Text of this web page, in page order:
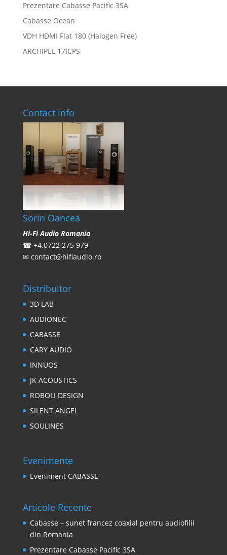
Prezentare Cabasse Pacific 3SA
Cabasse Ocean
VDH HDMI Flat 180 (Halogen Free)
ARCHIPEL 17ICPS
Contact info
Sorin Oancea
Hi-Fi Audio Romania
☎ +4.0722 275 979
✉ contact@hifiaudio.ro
Distribuitor
3D LAB
AUDIONEC
CABASSE
CARY AUDIO
INNUOS
JK ACOUSTICS
ROBOLI DESIGN
SILENT ANGEL
SOULINES
Evenimente
Eveniment CABASSE
Articole Recente
Cabasse – sunet francez coaxial pentru audiofilii
din Romania
Prezentare Cabasse Pacific 3SA